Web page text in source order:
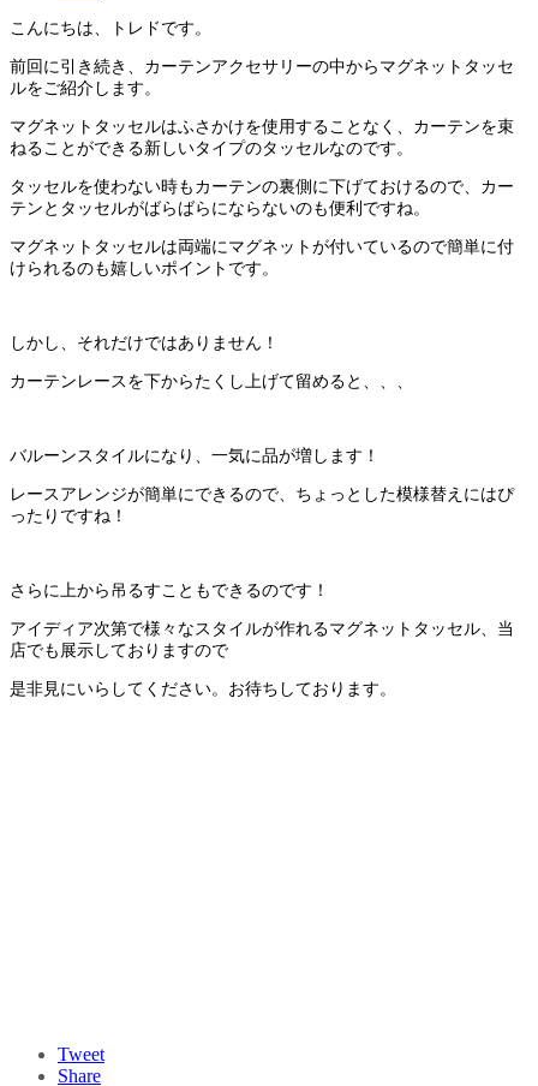
こんにちは、トレドです。
前回に引き続き、カーテンアクセサリーの中からマグネットタッセ
ルをご紹介します。
マグネットタッセルはふさかけを使用することなく、カーテンを束
ねることができる新しいタイプのタッセルなのです。
タッセルを使わない時もカーテンの裏側に下げておけるので、カー
テンとタッセルがばらばらにならないのも便利ですね。
マグネットタッセルは両端にマグネットが付いているので簡単に付
けられるのも嬉しいポイントです。
しかし、それだけではありません！
カーテンレースを下からたくし上げて留めると、、、
バルーンスタイルになり、一気に品が増します！
レースアレンジが簡単にできるので、ちょっとした模様替えにはぴ
ったりですね！
さらに上から吊るすこともできるのです！
アイディア次第で様々なスタイルが作れるマグネットタッセル、当
店でも展示しておりますので
是非見にいらしてください。お待ちしております。
Tweet
Share